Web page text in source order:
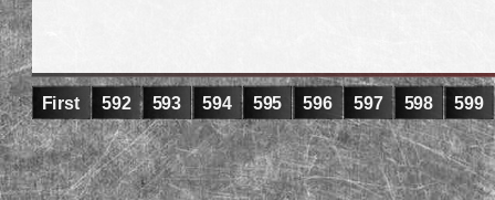
First 592 593 594 595 596 597 598 599